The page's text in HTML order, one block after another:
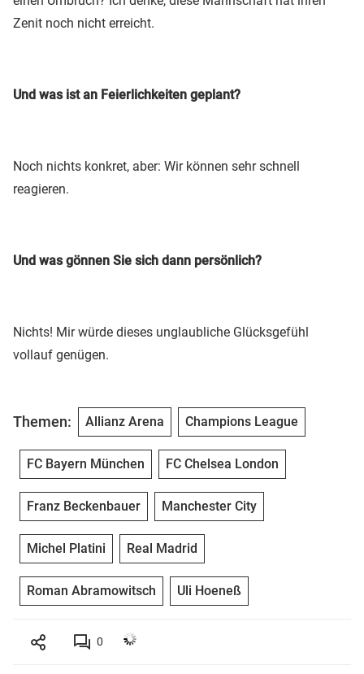
Zenit noch nicht erreicht.
Und was ist an Feierlichkeiten geplant?
Noch nichts konkret, aber: Wir können sehr schnell
reagieren.
Und was gönnen Sie sich dann persönlich?
Nichts! Mir würde dieses unglaubliche Glücksgefühl
vollauf genügen.
Themen: Allianz Arena Champions League
FC Bayern München FC Chelsea London
Franz Beckenbauer Manchester City
Michel Platini Real Madrid
Roman Abramowitsch Uli Hoeneß
0